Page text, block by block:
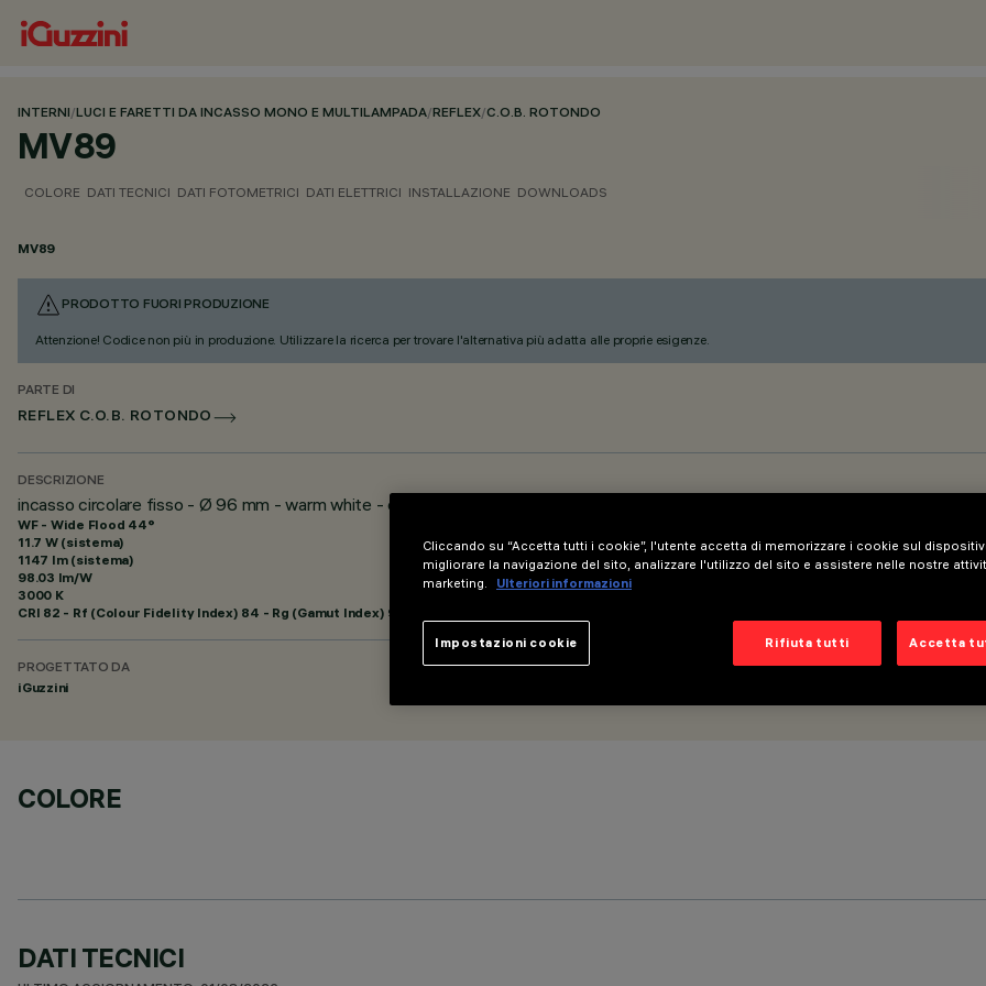
INTERNI/LUCI E FARETTI DA INCASSO MONO E MULTILAMPADA/REFLEX/C.O.B. ROTONDO
MV89
COLORE DATI TECNICI DATI FOTOMETRICI DATI ELETTRICI INSTALLAZIONE DOWNLOADS
MV89
PRODOTTO FUORI PRODUZIONE
Attenzione! Codice non più in produzione. Utilizzare la ricerca per trovare l'alternativa più adatta alle proprie esigenze.
PARTE DI
REFLEX C.O.B. ROTONDO
DESCRIZIONE
incasso circolare fisso - Ø 96 mm - warm white - ottica wide flood -UGR<19
WF - Wide Flood 44°
11.7 W (sistema)
1147 lm (sistema)
98.03 lm/W
3000 K
CRI 82 - Rf (Colour Fidelity Index) 84 - Rg (Gamut Index) 95
PROGETTATO DA
iGuzzini
COLORE
DATI TECNICI
Cliccando su “Accetta tutti i cookie”, l'utente accetta di memorizzare i cookie sul
migliorare la navigazione del sito, analizzare l'utilizzo del sito e assistere nelle nostre
marketing.
Ulteriori informazioni
Rifiuta tutti Accetta
Impostazioni cookie